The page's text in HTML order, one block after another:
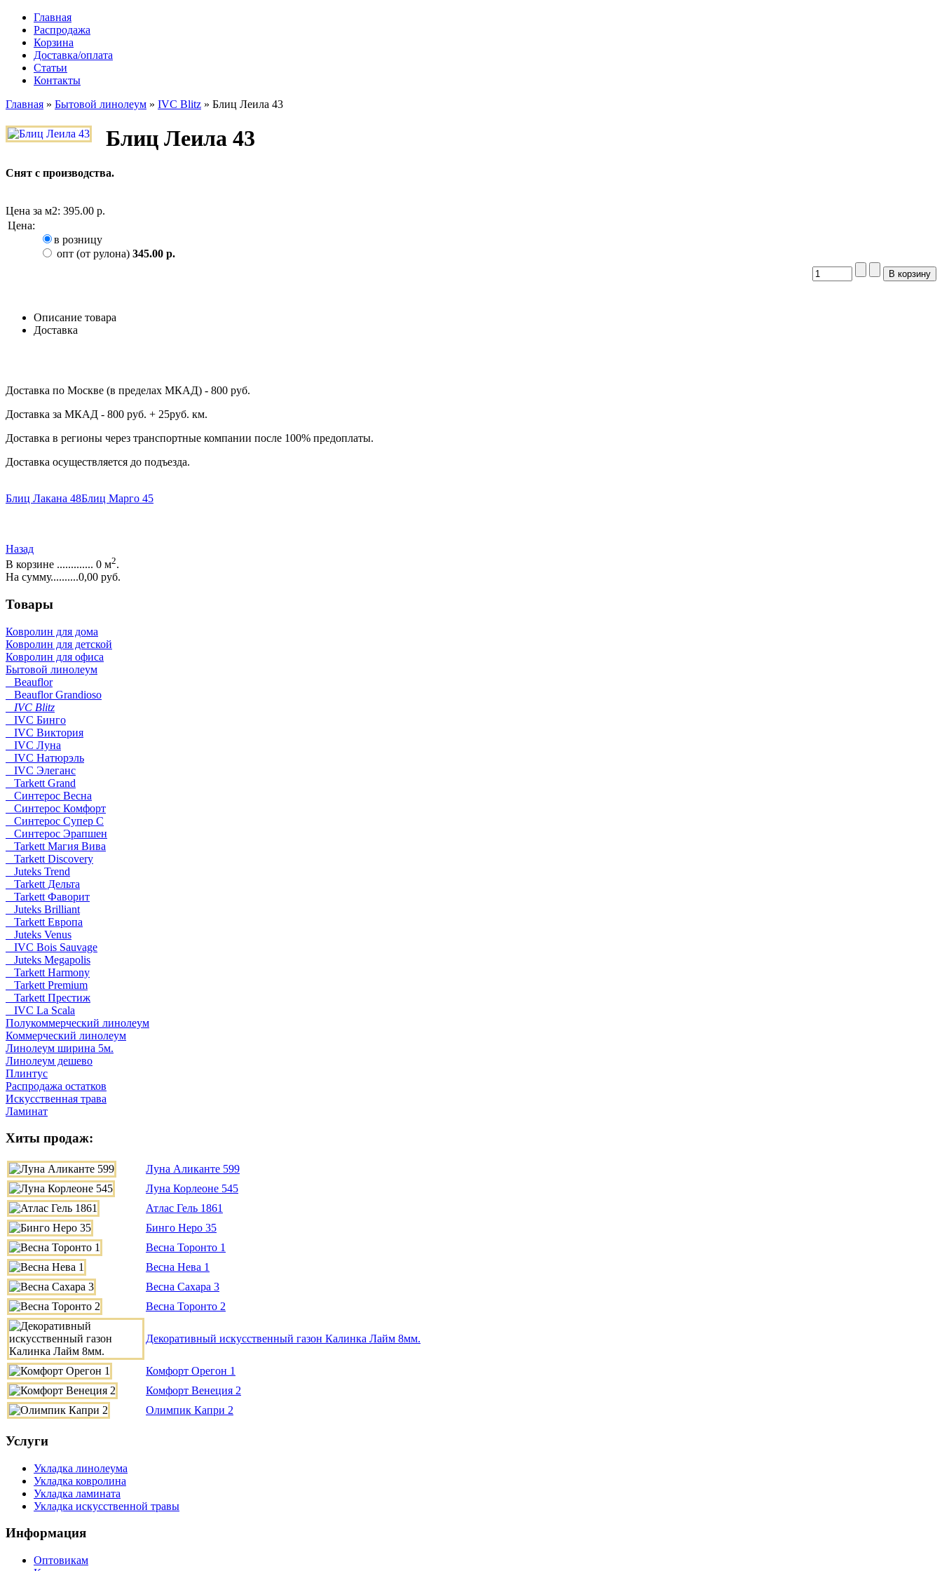
Главная
Распродажа
Корзина
Доставка/оплата
Статьи
Контакты
Главная » Бытовой линолеум » IVC Blitz » Блиц Леила 43
Блиц Леила 43
Снят с производства.
Цена за м2: 395.00 р.
Цена:
в розницу
опт (от рулона) 345.00 р.
Описание товара
Доставка
Доставка по Москве (в пределах МКАД) - 800 руб.
Доставка за МКАД - 800 руб. + 25руб. км.
Доставка в регионы через транспортные компании после 100% предоплаты.
Доставка осуществляется до подъезда.
Блиц Лакана 48Блиц Марго 45
Назад
В корзине ............. 0 м2.
На сумму..........0,00 руб.
Товары
Ковролин для дома
Ковролин для детской
Ковролин для офиса
Бытовой линолеум
Beauflor
Beauflor Grandioso
IVC Blitz
IVC Бинго
IVC Виктория
IVC Луна
IVC Натюрэль
IVC Элеганс
Tarkett Grand
Синтерос Весна
Синтерос Комфорт
Синтерос Супер С
Синтерос Эрапшен
Tarkett Магия Вива
Tarkett Discovery
Juteks Trend
Tarkett Дельта
Tarkett Фаворит
Juteks Brilliant
Tarkett Европа
Juteks Venus
IVC Bois Sauvage
Juteks Megapolis
Tarkett Harmony
Tarkett Premium
Tarkett Престиж
IVC La Scala
Полукоммерческий линолеум
Коммерческий линолеум
Линолеум ширина 5м.
Линолеум дешево
Плинтус
Распродажа остатков
Искусственная трава
Ламинат
Хиты продаж:
Луна Аликанте 599
Луна Корлеоне 545
Атлас Гель 1861
Бинго Неро 35
Весна Торонто 1
Весна Нева 1
Весна Сахара 3
Весна Торонто 2
Декоративный искусственный газон Калинка Лайм 8мм.
Комфорт Орегон 1
Комфорт Венеция 2
Олимпик Капри 2
Услуги
Укладка линолеума
Укладка ковролина
Укладка ламината
Укладка искусственной травы
Информация
Оптовикам